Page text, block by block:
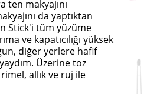
ten makyajını
da yaptıktan
Stick'i tüm yüzüme
ve kapatıcılığı yüksek
diğer yerlere hafif
Üzerine toz
allık ve ruj ile